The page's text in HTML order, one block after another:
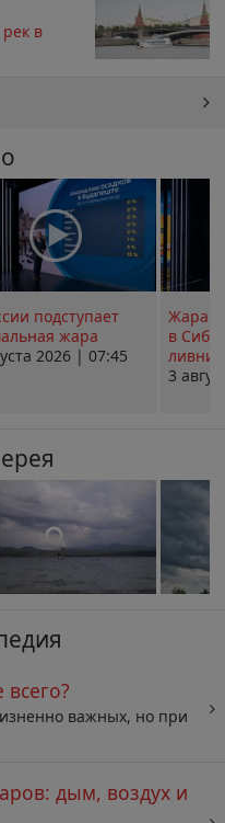
в
подступает
жара
2026 | 07:45
Жара в
в
ливни
3
важных, но при
дым, воздух и